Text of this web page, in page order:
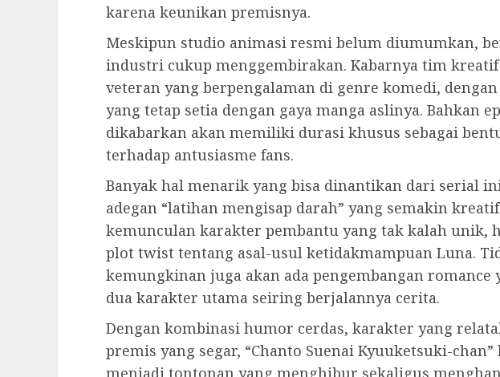
karena keunikan premisnya.
Meskipun studio animasi resmi belum diumumkan,
industri cukup menggembirakan. Kabarnya tim
veteran yang berpengalaman di genre komedi,
yang tetap setia dengan gaya manga aslinya. Bahkan
dikabarkan akan memiliki durasi khusus sebagai
terhadap antusiasme fans.
Banyak hal menarik yang bisa dinantikan dari serial
adegan “latihan mengisap darah” yang semakin
kemunculan karakter pembantu yang tak kalah unik,
plot twist tentang asal-usul ketidakmampuan Luna.
kemungkinan juga akan ada pengembangan romance
dua karakter utama seiring berjalannya cerita.
Dengan kombinasi humor cerdas, karakter yang
premis yang segar, “Chanto Suenai Kyuuketsuki-
menjadi tontonan yang menghibur sekaligus